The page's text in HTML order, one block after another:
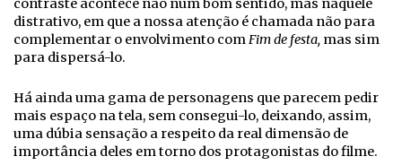
contraste acontece não num bom sentido, mas naquele
distrativo, em que a nossa atenção é chamada não para
complementar o envolvimento comFim de festa, mas sim
para dispersá-lo.
Há ainda uma gama de personagens que parecem pedir
mais espaço na tela, sem consegui-lo, deixando, assim,
uma dúbia sensação a respeito da real dimensão de
importância deles em torno dos protagonistas do filme.